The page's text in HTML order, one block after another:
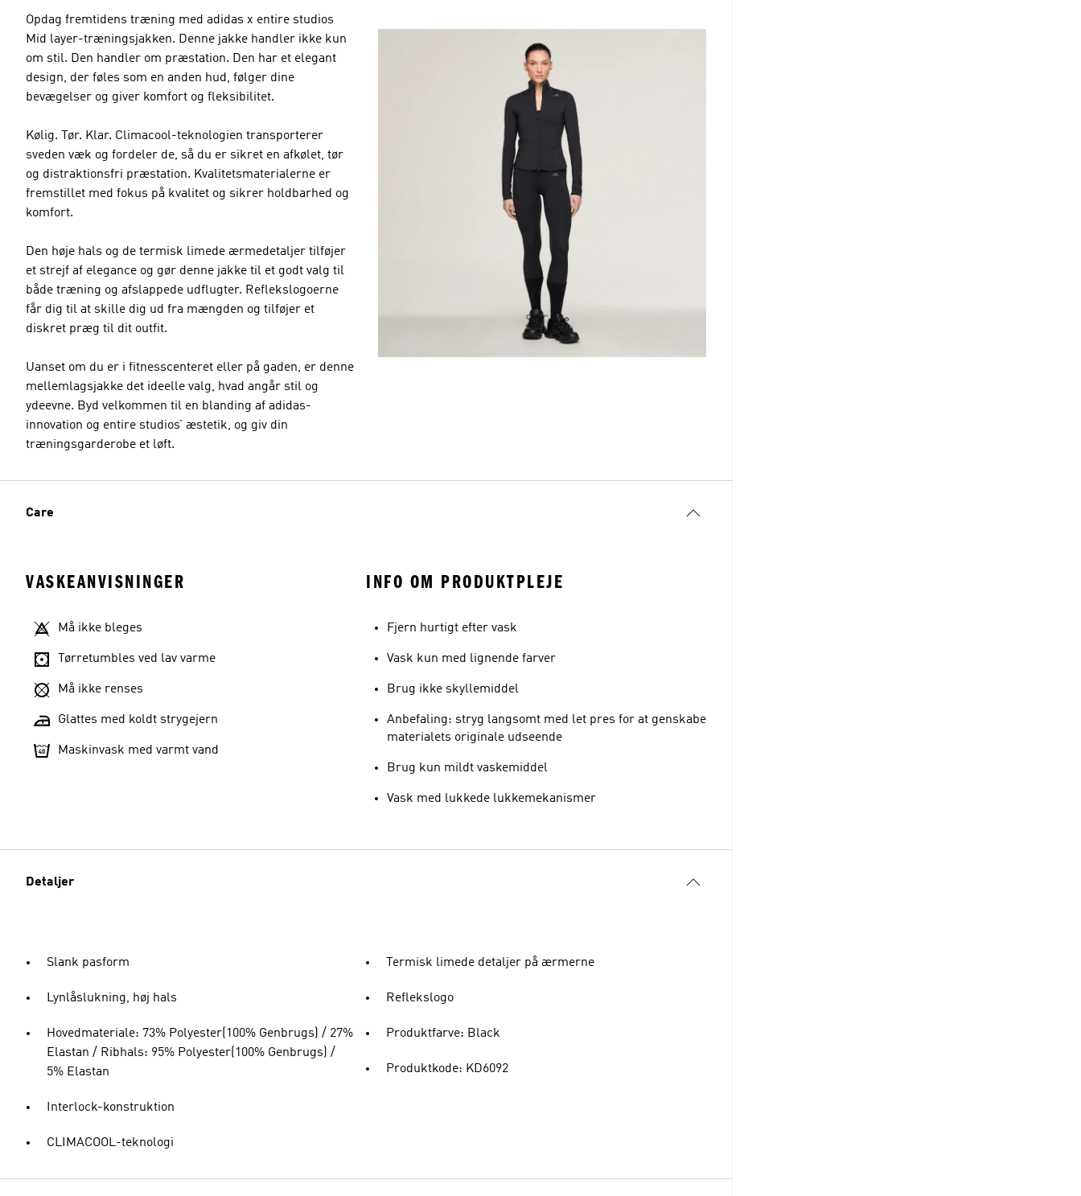
Opdag fremtidens træning med adidas x entire studios
Mid layer-træningsjakken. Denne jakke handler ikke kun
om stil. Den handler om præstation. Den har et elegant
design, der føles som en anden hud, følger dine
bevægelser og giver komfort og fleksibilitet.
Kølig. Tør. Klar. Climacool-teknologien transporterer
sveden væk og fordeler de, så du er sikret en afkølet, tør
og distraktionsfri præstation. Kvalitetsmaterialerne er
fremstillet med fokus på kvalitet og sikrer holdbarhed og
komfort.
Den høje hals og de termisk limede ærmedetaljer tilføjer
et strejf af elegance og gør denne jakke til et godt valg til
både træning og afslappede udflugter. Reflekslogoerne
får dig til at skille dig ud fra mængden og tilføjer et
diskret præg til dit outfit.
Uanset om du er i fitnesscenteret eller på gaden, er denne
mellemlagsjakke det ideelle valg, hvad angår stil og
ydeevne. Byd velkommen til en blanding af adidas-
innovation og entire studios’ æstetik, og giv din
træningsgarderobe et løft.
Care
VASKEANVISNINGER
Må ikke bleges
Tørretumbles ved lav varme
Må ikke renses
Glattes med koldt strygejern
Maskinvask med varmt vand
INFO OM PRODUKTPLEJE
Fjern hurtigt efter vask
Vask kun med lignende farver
Brug ikke skyllemiddel
Anbefaling: stryg langsomt med let pres for at genskabe
materialets originale udseende
Brug kun mildt vaskemiddel
Vask med lukkede lukkemekanismer
Detaljer
Slank pasform
Lynlåslukning, høj hals
Hovedmateriale: 73% Polyester(100% Genbrugs) / 27%
Elastan / Ribhals: 95% Polyester(100% Genbrugs) /
5% Elastan
Interlock-konstruktion
CLIMACOOL-teknologi
Termisk limede detaljer på ærmerne
Reflekslogo
Produktfarve: Black
Produktkode: KD6092